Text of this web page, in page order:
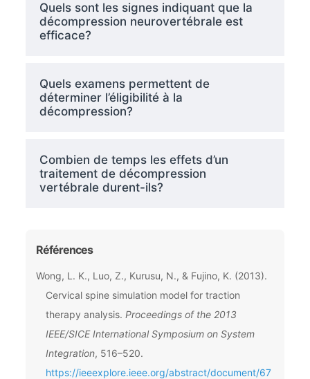
Quels sont les signes indiquant que la
décompression neurovertébrale est
efficace?
Quels examens permettent de
déterminer l’éligibilité à la
décompression?
Combien de temps les effets d’un
traitement de décompression
vertébrale durent-ils?
Références
Wong, L. K., Luo, Z., Kurusu, N., & Fujino, K. (2013).
Cervical spine simulation model for traction
therapy analysis. Proceedings of the 2013
IEEE/SICE International Symposium on System
Integration, 516–520.
https://ieeexplore.ieee.org/abstract/document/67